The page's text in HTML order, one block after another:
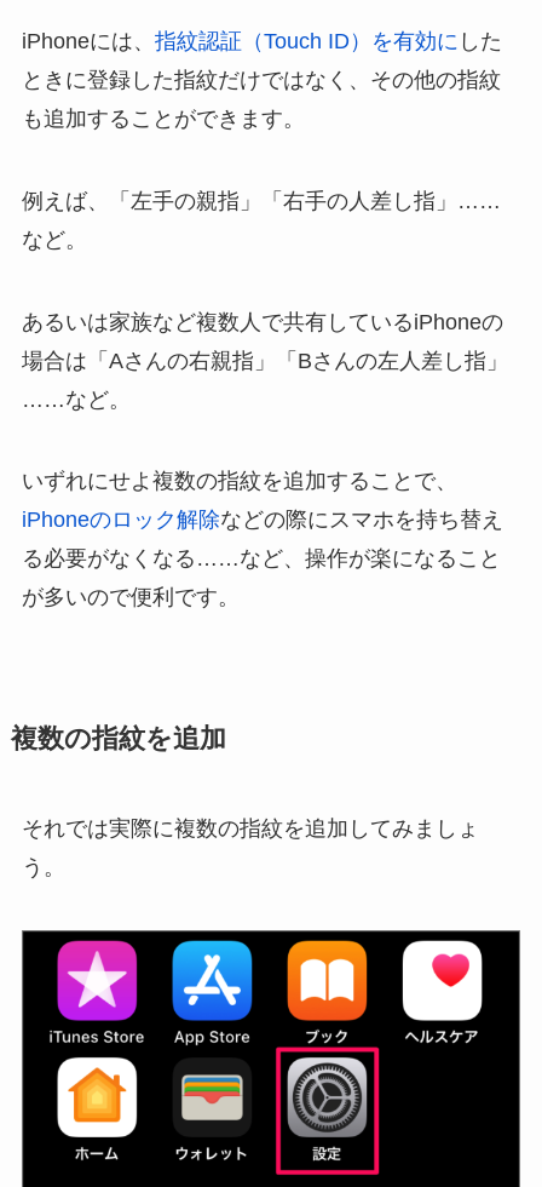
iPhoneには、 指紋認証（Touch ID）を有効に した
ときに登録した指紋だけではなく、その他の指紋
も追加することができます。
例えば、「左手の親指」「右手の人差し指」……
など。
あるいは家族など複数人で共有しているiPhoneの
場合は「Aさんの右親指」「Bさんの左人差し指」
……など。
いずれにせよ複数の指紋を追加することで、
iPhoneのロック解除などの際にスマホを持ち替え
る必要がなくなる……など、操作が楽になること
が多いので便利です。
複数の指紋を追加
それでは実際に複数の指紋を追加してみましょ
う。